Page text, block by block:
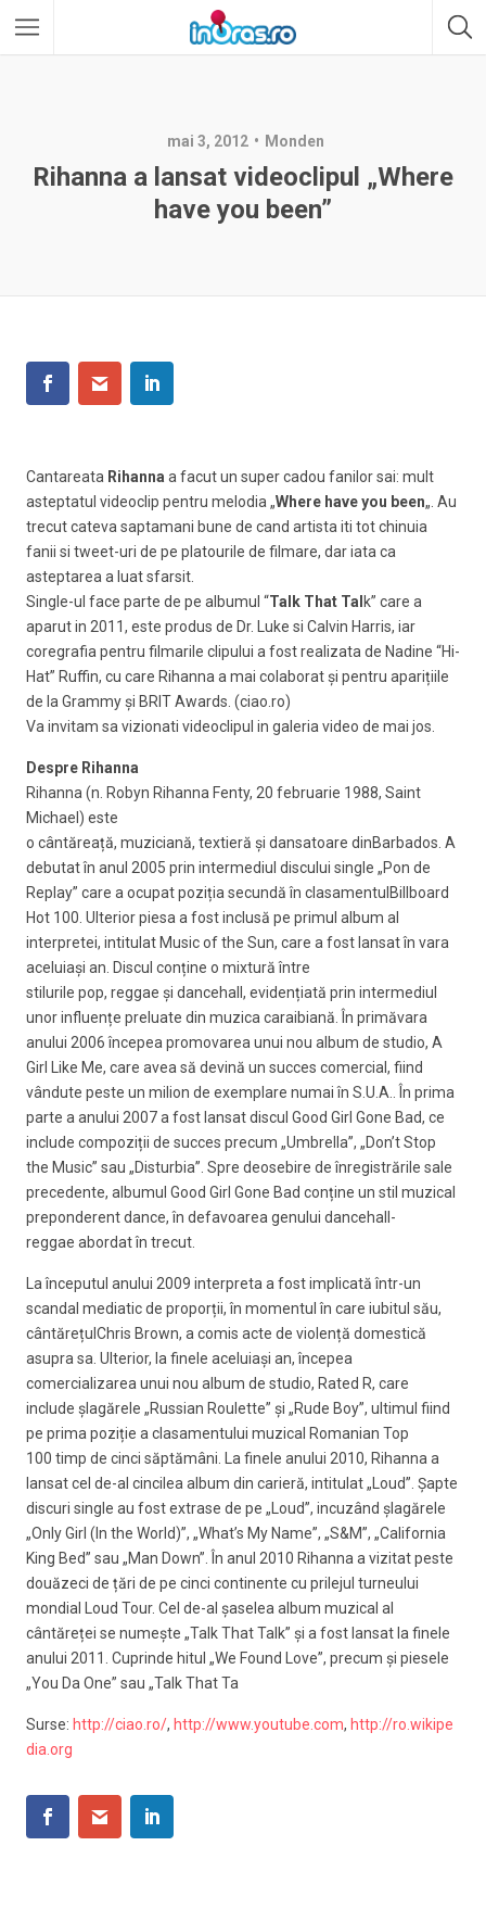
mai 3, 2012 Monden
Rihanna a lansat videoclipul „Where
have you been”
Cantareata Rihanna a facut un super cadou fanilor sai: mult
asteptatul videoclip pentru melodia „Where have you been„. Au
trecut cateva saptamani bune de cand artista iti tot chinuia
fanii si tweet-uri de pe platourile de filmare, dar iata ca
asteptarea a luat sfarsit.
Single-ul face parte de pe albumul “Talk That Tal k” care a
aparut in 2011, este produs de Dr. Luke si Calvin Harris, iar
coregrafia pentru filmarile clipului a fost realizata de Nadine “Hi-
Hat” Ruffin, cu care Rihanna a mai colaborat și pentru aparițiile
de la Grammy și BRIT Awards. (ciao.ro)
Va invitam sa vizionati videoclipul in galeria video de mai jos.
Despre Rihanna
Rihanna (n. Robyn Rihanna Fenty, 20 februarie 1988, Saint
Michael) este
o cântăreață, muziciană, textieră și dansatoare dinBarbados. A
debutat în anul 2005 prin intermediul discului single „Pon de
Replay” care a ocupat poziția secundă în clasamentulBillboard
Hot 100. Ulterior piesa a fost inclusă pe primul album al
interpretei, intitulat Music of the Sun, care a fost lansat în vara
aceluiași an. Discul conține o mixtură între
stilurile pop, reggae și dancehall, evidențiată prin intermediul
unor influențe preluate din muzica caraibiană. În primăvara
anului 2006 începea promovarea unui nou album de studio, A
Girl Like Me, care avea să devină un succes comercial, fiind
vândute peste un milion de exemplare numai în S.U.A.. În prima
parte a anului 2007 a fost lansat discul Good Girl Gone Bad, ce
include compoziții de succes precum „Umbrella”, „Don’t Stop
the Music” sau „Disturbia”. Spre deosebire de înregistrările sale
precedente, albumul Good Girl Gone Bad conține un stil muzical
preponderent dance, în defavoarea genului dancehall-
reggae abordat în trecut.
La începutul anului 2009 interpreta a fost implicată într-un
scandal mediatic de proporții, în momentul în care iubitul său,
cântărețulChris Brown, a comis acte de violență domestică
asupra sa. Ulterior, la finele aceluiași an, începea
comercializarea unui nou album de studio, Rated R, care
include șlagărele „Russian Roulette” și „Rude Boy”, ultimul fiind
pe prima poziție a clasamentului muzical Romanian Top
100 timp de cinci săptămâni. La finele anului 2010, Rihanna a
lansat cel de-al cincilea album din carieră, intitulat „Loud”. Șapte
discuri single au fost extrase de pe „Loud”, incuzând șlagărele
„Only Girl (In the World)”, „What’s My Name”, „S&M”, „California
King Bed” sau „Man Down”. În anul 2010 Rihanna a vizitat peste
douăzeci de țări de pe cinci continente cu prilejul turneului
mondial Loud Tour. Cel de-al șaselea album muzical al
cântăreței se numește „Talk That Talk” și a fost lansat la finele
anului 2011. Cuprinde hitul „We Found Love”, precum și piesele
„You Da One” sau „Talk That Ta
Surse: http://ciao.ro/, http://www.youtube.com, http://ro.wikipe
dia.org